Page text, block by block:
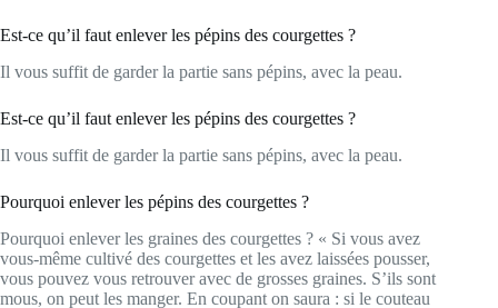
Est-ce qu’il faut enlever les pépins des courgettes ?
Il vous suffit de garder la partie sans pépins, avec la peau.
Est-ce qu’il faut enlever les pépins des courgettes ?
Il vous suffit de garder la partie sans pépins, avec la peau.
Pourquoi enlever les pépins des courgettes ?
Pourquoi enlever les graines des courgettes ? « Si vous avez
vous-même cultivé des courgettes et les avez laissées pousser,
vous pouvez vous retrouver avec de grosses graines. S’ils sont
mous, on peut les manger. En coupant on saura : si le couteau